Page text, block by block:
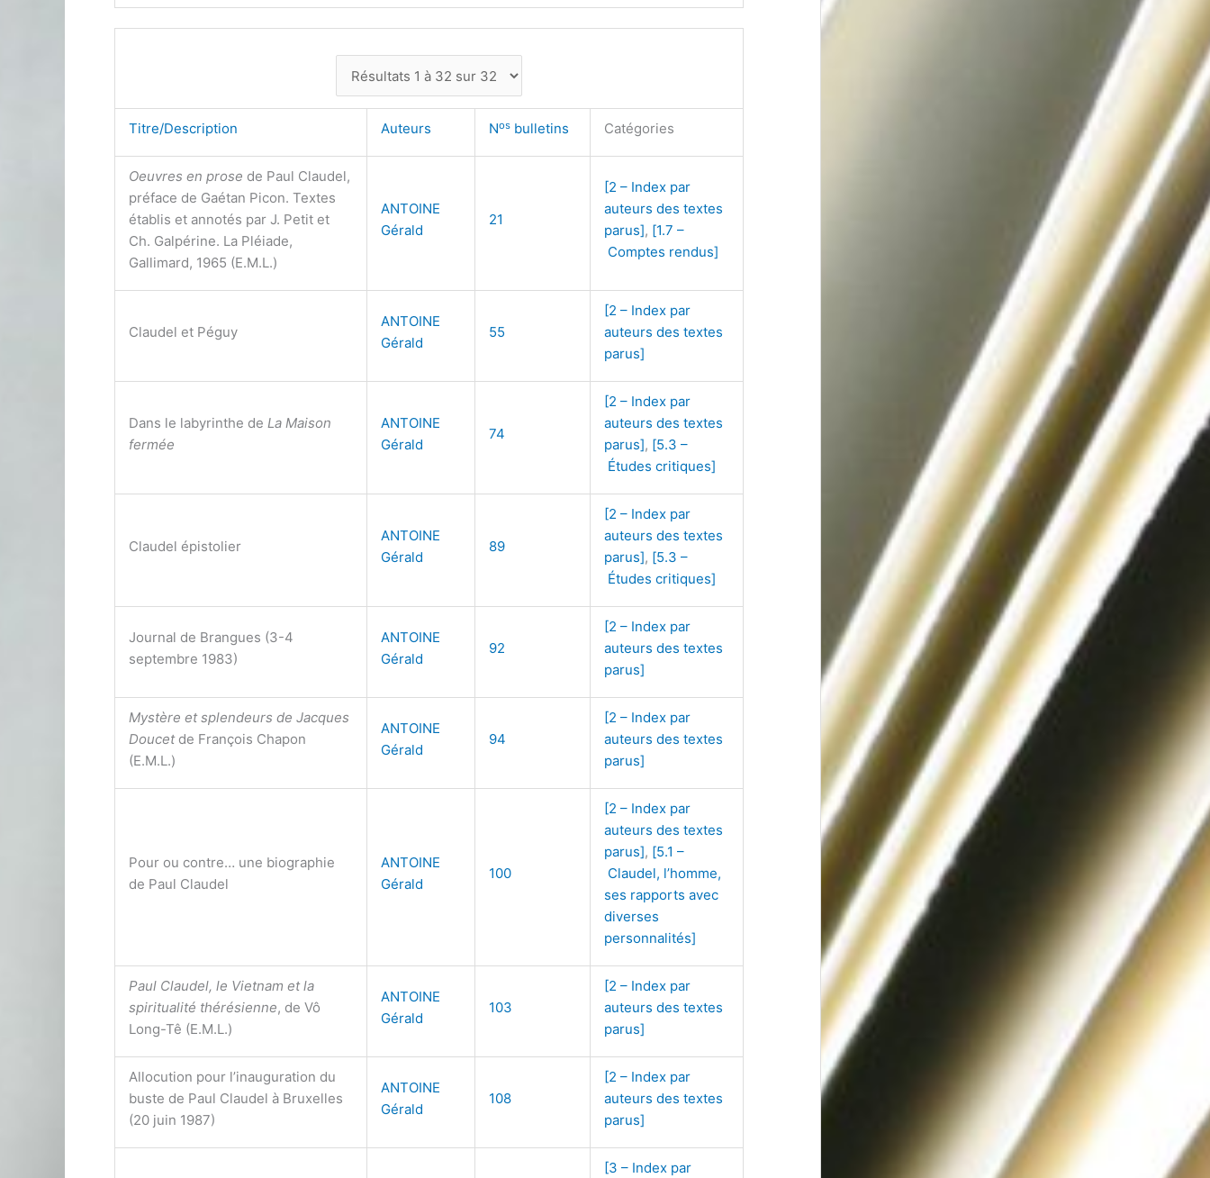
Titre/Description Auteurs Nos bulletins Catégories
Oeuvres en prose de Paul Claudel,
préface de Gaétan Picon. Textes
établis et annotés par J. Petit et
Ch. Galpérine. La Pléiade,
Gallimard, 1965 (E.M.L.)
ANTOINE
Gérald
21
[2 – Index par
auteurs des textes
parus], [1.7 –
Comptes rendus]
Claudel et Péguy
ANTOINE
Gérald
55
[2 – Index par
auteurs des textes
parus]
Dans le labyrinthe de La Maison
fermée
ANTOINE
Gérald
74
[2 – Index par
auteurs des textes
parus], [5.3 –
Études critiques]
Claudel épistolier
ANTOINE
Gérald
89
[2 – Index par
auteurs des textes
parus], [5.3 –
Études critiques]
Journal de Brangues (3-4
septembre 1983)
ANTOINE
Gérald
92
[2 – Index par
auteurs des textes
parus]
Mystère et splendeurs de Jacques
Doucetde François Chapon
(E.M.L.)
ANTOINE
Gérald
94
[2 – Index par
auteurs des textes
parus]
Pour ou contre… une biographie
de Paul Claudel
ANTOINE
Gérald
100
[2 – Index par
auteurs des textes
parus], [5.1 –
Claudel, l’homme,
ses rapports avec
diverses
personnalités]
Paul Claudel, le Vietnam et la
spiritualité thérésienne, de Vô
Long-Tê (E.M.L.)
ANTOINE
Gérald
103
[2 – Index par
auteurs des textes
parus]
Allocution pour l’inauguration du
buste de Paul Claudel à Bruxelles
(20 juin 1987)
ANTOINE
Gérald
108
[2 – Index par
auteurs des textes
parus]
[3 – Index par